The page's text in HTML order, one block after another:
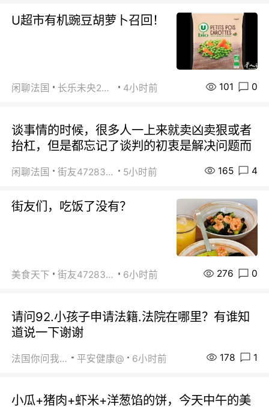
U超市有机豌豆胡萝卜召回！
闲聊法国 长乐未央2015 4小时前 101 0
谈事情的时候，很多人一上来就卖凶卖狠或者
抬杠，但是都忘记了谈判的初衷是解决问题而
闲聊法国 街友472838572 5小时前 165 4
街友们，吃饭了没有？
美食天下 街友472838572 6小时前 276 0
请问92.小孩子申请法籍.法院在哪里？有谁知
道说一下谢谢
法国你问我答 平安健康@ 6小时前 178 1
小瓜+猪肉+虾米+洋葱馅的饼，今天中午的美